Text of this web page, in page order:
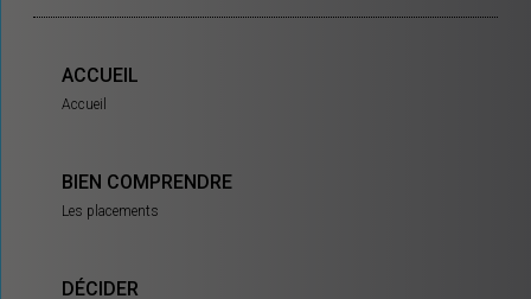
ACCUEIL
Accueil
BIEN COMPRENDRE
Les placements
DÉCIDER